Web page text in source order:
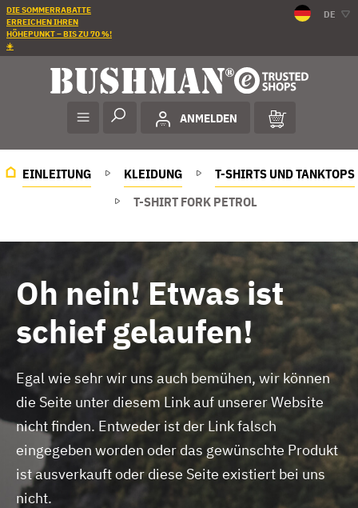
DIE SOMMERRABATTE
ERREICHEN IHREN
HÖHEPUNKT – BIS ZU 70 %!
☀️
DE
ANMELDEN
EINLEITUNG KLEIDUNG
T-SHIRTS UND TANKTOPS
T-SHIRT FORK PETROL
Oh nein! Etwas ist
schief gelaufen!
Egal wie sehr wir uns auch bemühen, wir können
die Seite unter diesem Link auf unserer Website
nicht finden. Entweder ist der Link falsch
eingegeben worden oder das gewünschte Produkt
ist ausverkauft oder diese Seite existiert bei uns
nicht.